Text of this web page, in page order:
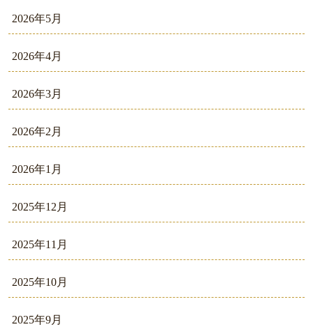
2026年5月
2026年4月
2026年3月
2026年2月
2026年1月
2025年12月
2025年11月
2025年10月
2025年9月